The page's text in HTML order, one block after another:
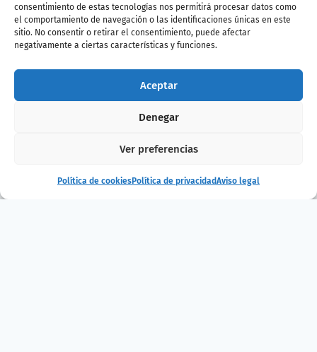
consentimiento de estas tecnologías nos permitirá procesar datos como
el comportamiento de navegación o las identificaciones únicas en este
sitio. No consentir o retirar el consentimiento, puede afectar
negativamente a ciertas características y funciones.
Aceptar
Denegar
Ver preferencias
Política de cookiesPolítica de privacidadAviso legal
¿Te ha gustado
la noticia?
¡Compártelo!